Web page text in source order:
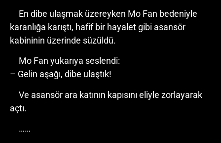
En dibe ulaşmak üzereyken Mo Fan bedeniyle
karanlığa karıştı, hafif bir hayalet gibi asansör
kabininin üzerinde süzüldü.
Mo Fan yukarıya seslendi:
– Gelin aşağı, dibe ulaştık!
Ve asansör ara katının kapısını eliyle zorlayarak
açtı.
……